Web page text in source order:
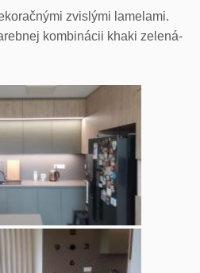
zvislými lamelami.
kombinácii khaki zelená-